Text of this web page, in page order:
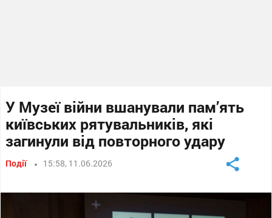
У Музеї війни вшанували пам’ять
київських рятувальників, які
загинули від повторного удару
Події 15:58, 11.06.2026